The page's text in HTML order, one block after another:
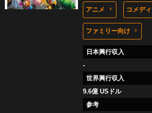
アニメ コメディ
ファミリー向け
日本興行収入
-
世界興行収入
9.6億 USドル
参考